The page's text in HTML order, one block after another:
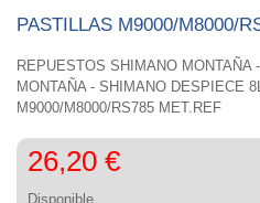
PASTILLAS M9000/M8000/
REPUESTOS SHIMANO
MONTAÑA - SHIMANO DESPIECE
M9000/M8000/RS785 MET.REF
26,20 €
Disponible